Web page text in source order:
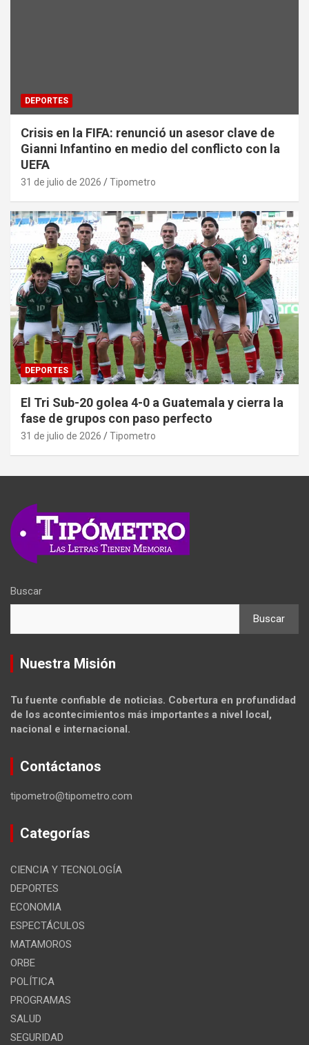
DEPORTES
Crisis en la FIFA: renunció un asesor clave de
Gianni Infantino en medio del conflicto con la
UEFA
31 de julio de 2026 Tipometro
DEPORTES
El Tri Sub-20 golea 4-0 a Guatemala y cierra la
fase de grupos con paso perfecto
31 de julio de 2026 Tipometro
Buscar
Buscar
Nuestra Misión
Tu fuente confiable de noticias. Cobertura en profundidad
de los acontecimientos más importantes a nivel local,
nacional e internacional.
Contáctanos
tipometro@tipometro.com
Categorías
CIENCIA Y TECNOLOGÍA
DEPORTES
ECONOMIA
ESPECTÁCULOS
MATAMOROS
ORBE
POLÍTICA
PROGRAMAS
SALUD
SEGURIDAD